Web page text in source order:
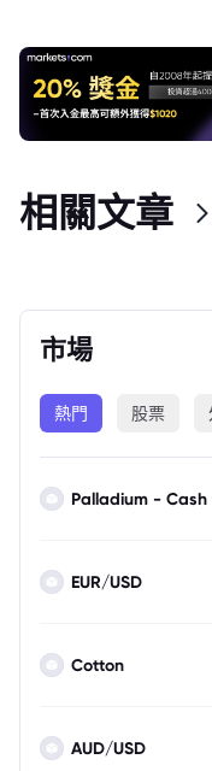
市場
熱門 股票
Palladium - Cash
EUR/USD
Cotton
AUD/USD
相關文章